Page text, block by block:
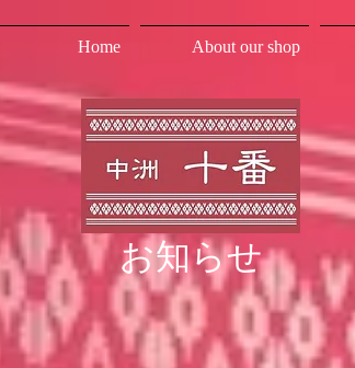
Home About our shop
お知らせ